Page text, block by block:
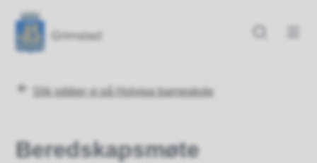
Grimstad kommune
Du er her:
Slik jobber vi på Holviga barneskole
Beredskapsmøte